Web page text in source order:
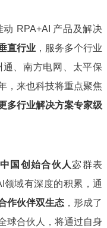
RPA+AI 产品及解决
直行业 ，服务多个行业
、南方电网、太平保
，来也科技将重点聚焦
多行业解决方案专家级
国创始合伙人宓群表
领域有深度的积累，通
作伙伴双生态 ，形成了
球合伙人，将通过自身